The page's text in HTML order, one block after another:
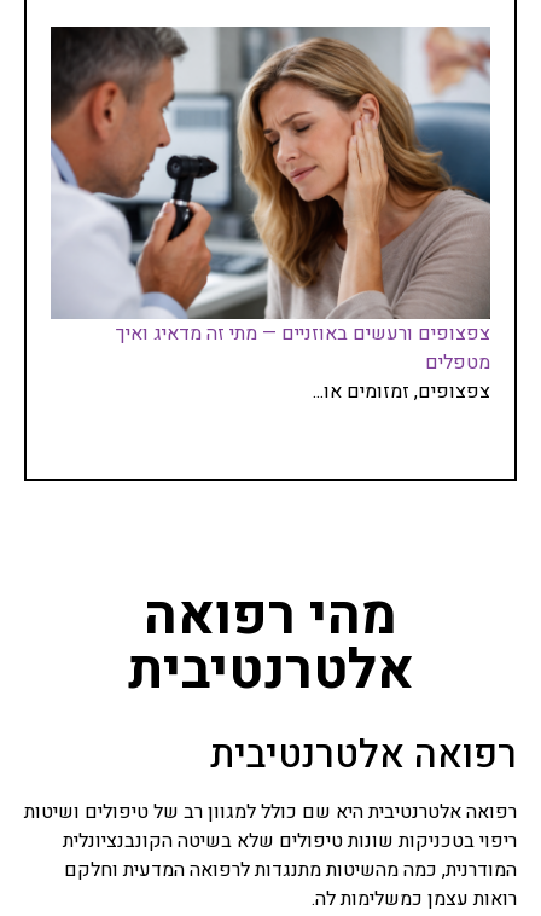
צפצופים ורעשים באוזניים — מתי זה מדאיג ואיך
מטפלים
צפצופים, זמזומים או...
מהי רפואה
אלטרנטיבית
רפואה אלטרנטיבית
רפואה אלטרנטיבית היא שם כולל למגוון רב של טיפולים ושיטות
ריפוי בטכניקות שונות טיפולים שלא בשיטה הקונבנציונלית
המודרנית, כמה מהשיטות מתנגדות לרפואה המדעית וחלקם
רואות עצמן כמשלימות לה.